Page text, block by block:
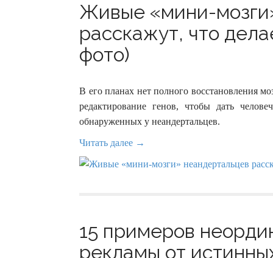
Живые «мини-
расскажут, что
фото)
В его планах нет полного восстановления
редактирование генов, чтобы дать
обнаруженных у неандертальцев.
Читать далее →
15 примеров
рекламы от